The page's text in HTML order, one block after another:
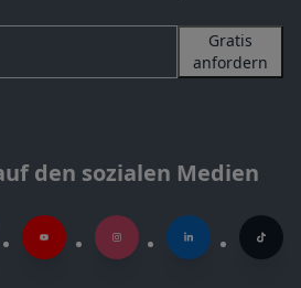
Gratis
anfordern
den sozialen Medien